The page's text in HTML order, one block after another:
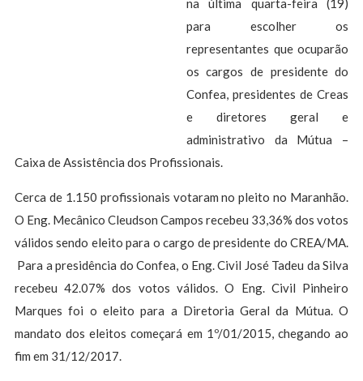
na última quarta-feira (19)
para escolher os
representantes que ocuparão
os cargos de presidente do
Confea, presidentes de Creas
e diretores geral e
administrativo da Mútua –
Caixa de Assistência dos Profissionais.
Cerca de 1.150 profissionais votaram no pleito no Maranhão.
O Eng. Mecânico Cleudson Campos recebeu 33,36% dos votos
válidos sendo eleito para o cargo de presidente do CREA/MA.
Para a presidência do Confea, o Eng. Civil José Tadeu da Silva
recebeu 42.07% dos votos válidos. O Eng. Civil Pinheiro
Marques foi o eleito para a Diretoria Geral da Mútua. O
mandato dos eleitos começará em 1º/01/2015, chegando ao
fim em 31/12/2017.